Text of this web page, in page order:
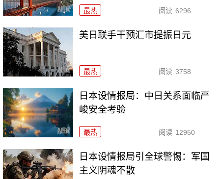
最热 阅读 6296
美日联手干预汇市提振日元
最热 阅读 3758
日本设情报局：中日关系面临严
峻安全考验
最热 阅读 12950
日本设情报局引全球警惕：军国
主义阴魂不散